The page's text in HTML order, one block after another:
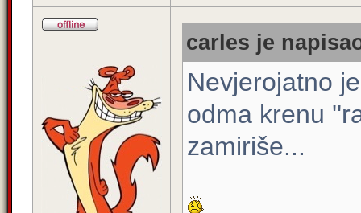
carles je
Nevjerojatno
odma krenu
zamiriše...